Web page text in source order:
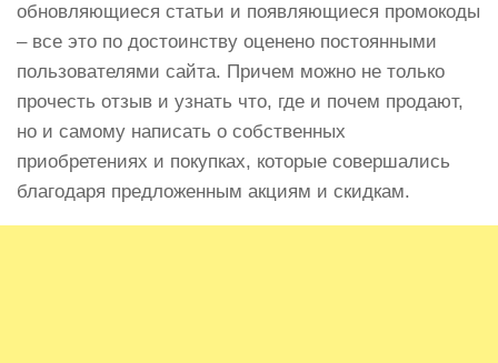
обновляющиеся статьи и появляющиеся промокоды
– все это по достоинству оценено постоянными
пользователями сайта. Причем можно не только
прочесть отзыв и узнать что, где и почем продают,
но и самому написать о собственных
приобретениях и покупках, которые совершались
благодаря предложенным акциям и скидкам.